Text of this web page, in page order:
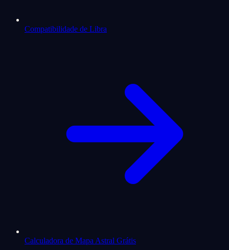
Compatibilidade de Libra
Calculadora de Mapa Astral Grátis